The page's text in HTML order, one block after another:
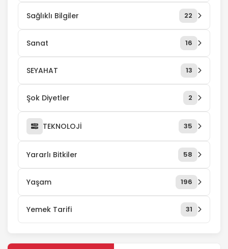
Sağlıklı Bilgiler 22
Sanat 16
SEYAHAT 13
Şok Diyetler 2
TEKNOLOJİ 35
Yararlı Bitkiler 58
Yaşam 196
Yemek Tarifi 31